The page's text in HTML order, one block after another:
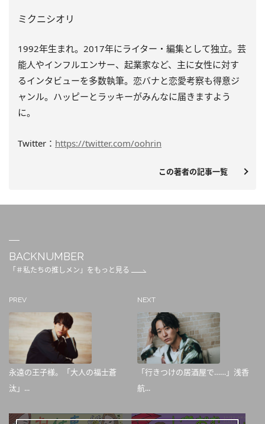
ミクニシオリ
1992年生まれ。2017年にライター・編集として独立。芸
能人やインフルエンサー、起業家など、主に女性に対す
るインタビューを多数執筆。恋バナと恋愛考察も得意ジ
ャンル。ハッピーとラッキーがみんなに届きますよう
に。
Twitter： https://twitter.com/oohrin
この著者の記事一覧
BACKNUMBER
「＃私たちの推しメン」をもっと見る
PREV
永遠の王子様。「大人の福士蒼
汰」...
NEXT
「行きつけの居酒屋で……」浅香
航...